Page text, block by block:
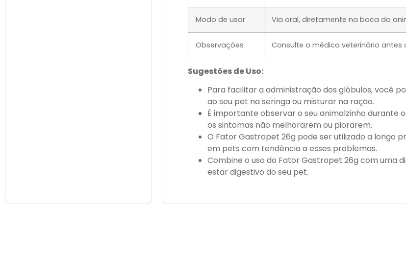
Modo de usar Via oral, diretamente na boca do
Observações Consulte o médico veterinário antes
Sugestões de Uso:
Para facilitar a administração dos glóbulos, você
ao seu pet na seringa ou misturar na ração.
É importante observar o seu animalzinho
os sintomas não melhorarem ou piorarem.
O Fator Gastropet 26g pode ser utilizado a longo
em pets com tendência a esses problemas.
Combine o uso do Fator Gastropet 26g com uma
estar digestivo do seu pet.